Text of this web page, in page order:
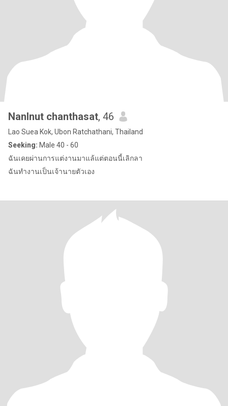
Nanlnut chanthasat, 46
Lao Suea Kok, Ubon Ratchathani, Thailand
Seeking: Male 40 - 60
ฉันเคยผ่านการแต่งานมาแล้แต่ตอนนี้เลิกลา
ฉันทำงานเป็นเจ้านายตัวเอง